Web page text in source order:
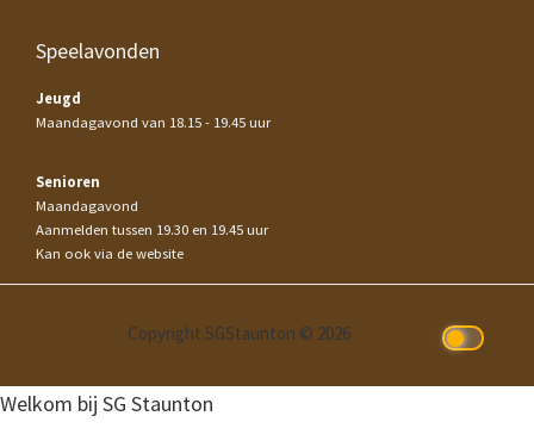
Speelavonden
Jeugd
Maandagavond van 18.15 - 19.45 uur
Senioren
Maandagavond
Aanmelden tussen 19.30 en 19.45 uur
Kan ook via de website
Copyright SGStaunton © 2026
Welkom bij SG Staunton